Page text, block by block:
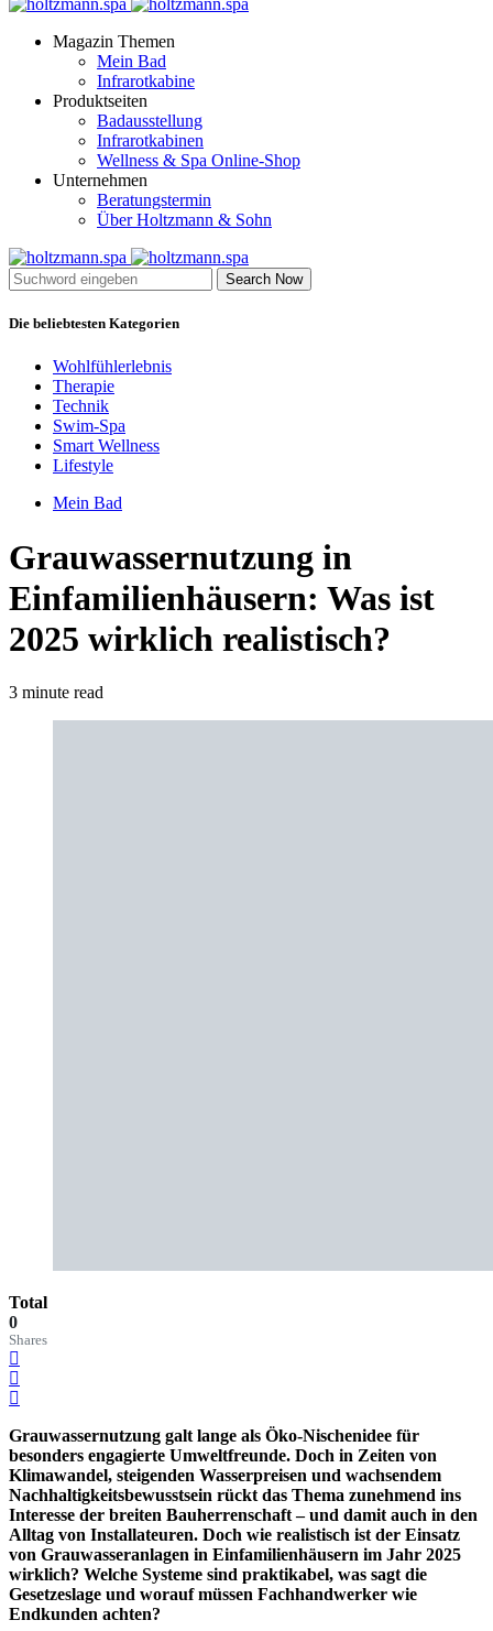
Magazin Themen
Mein Bad
Infrarotkabine
Produktseiten
Badausstellung
Infrarotkabinen
Wellness & Spa Online-Shop
Unternehmen
Beratungstermin
Über Holtzmann & Sohn
Search Now
Die beliebtesten Kategorien
Wohlfühlerlebnis
Therapie
Technik
Swim-Spa
Smart Wellness
Lifestyle
Mein Bad
Grauwassernutzung in
Einfamilienhäusern: Was ist
2025 wirklich realistisch?
3 minute read
Total
0
Shares
Grauwassernutzung galt lange als Öko-Nischenidee für
besonders engagierte Umweltfreunde. Doch in Zeiten von
Klimawandel, steigenden Wasserpreisen und wachsendem
Nachhaltigkeitsbewusstsein rückt das Thema zunehmend ins
Interesse der breiten Bauherrenschaft – und damit auch in den
Alltag von Installateuren. Doch wie realistisch ist der Einsatz
von Grauwasseranlagen in Einfamilienhäusern im Jahr 2025
wirklich? Welche Systeme sind praktikabel, was sagt die
Gesetzeslage und worauf müssen Fachhandwerker wie
Endkunden achten?